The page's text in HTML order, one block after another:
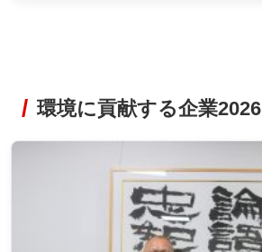
環境に貢献する企業2026